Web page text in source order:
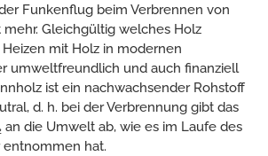
Funkenflug beim Verbrennen von
Gleichgültig welches Holz
mit Holz in modernen
umweltfreundlich und auch finanziell
ist ein nachwachsender Rohstoff
d. h. bei der Verbrennung gibt das
an die Umwelt ab, wie es im Laufe des
entnommen hat.